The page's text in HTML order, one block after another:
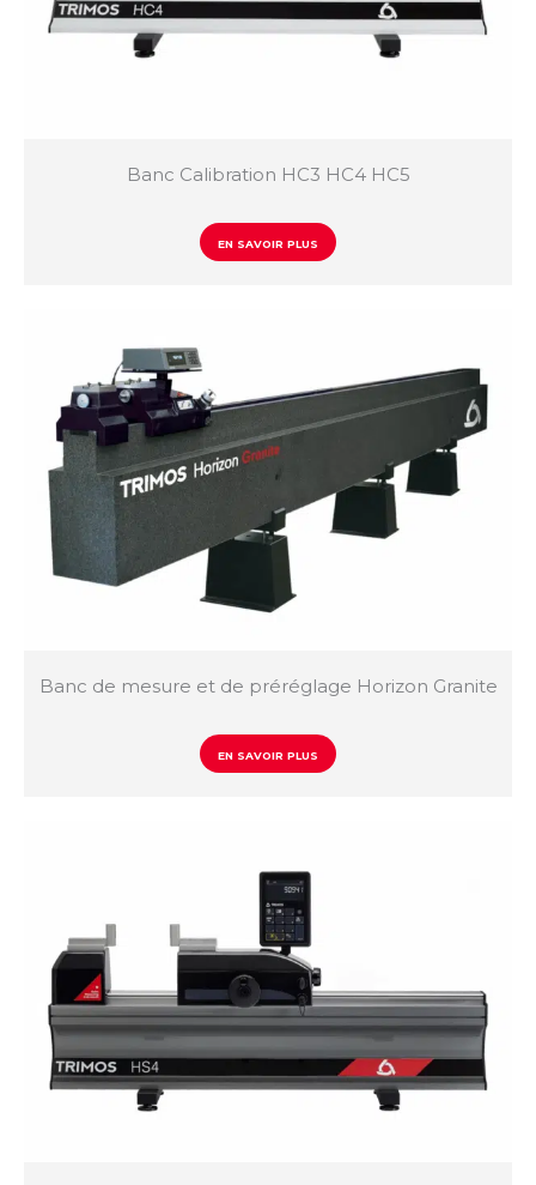
Banc Calibration HC3 HC4 HC5
EN SAVOIR PLUS
Banc de mesure et de préréglage Horizon Granite
EN SAVOIR PLUS